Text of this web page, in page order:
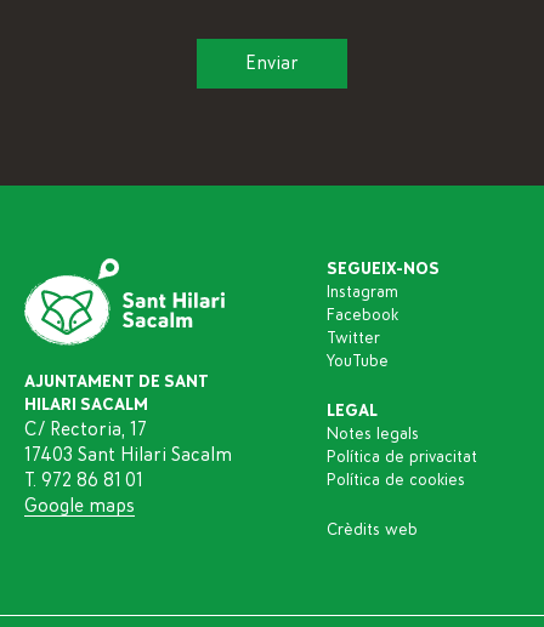
AJUNTAMENT DE SANT
HILARI SACALM
C/ Rectoria, 17
17403 Sant Hilari Sacalm
T. 972 86 81 01
Google maps
SEGUEIX-NOS
Instagram
Facebook
Twitter
YouTube
LEGAL
Notes legals
Política de privacitat
Política de cookies
Crèdits web